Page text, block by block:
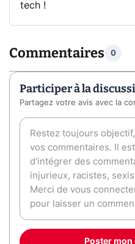
tech !
Commentaires 0
Participer à la
Partagez votre avis avec la
Poster